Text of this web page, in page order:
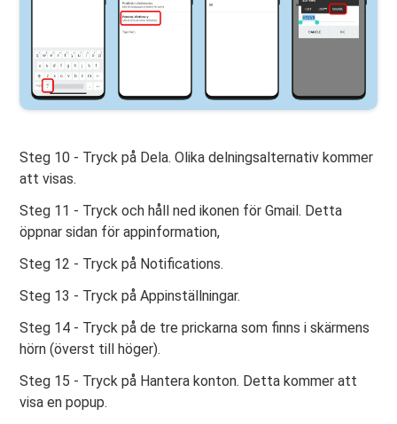
Steg 10 - Tryck på Dela. Olika delningsalternativ kommer
att visas.
Steg 11 - Tryck och håll ned ikonen för Gmail. Detta
öppnar sidan för appinformation,
Steg 12 - Tryck på Notifications.
Steg 13 - Tryck på Appinställningar.
Steg 14 - Tryck på de tre prickarna som finns i skärmens
hörn (överst till höger).
Steg 15 - Tryck på Hantera konton. Detta kommer att
visa en popup.